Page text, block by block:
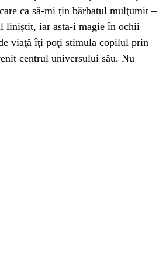
ca să-mi ţin bărbatul mulţumit –
liniştit, iar asta-i magie în ochii
viaţă îţi poţi stimula copilul prin
centrul universului său. Nu